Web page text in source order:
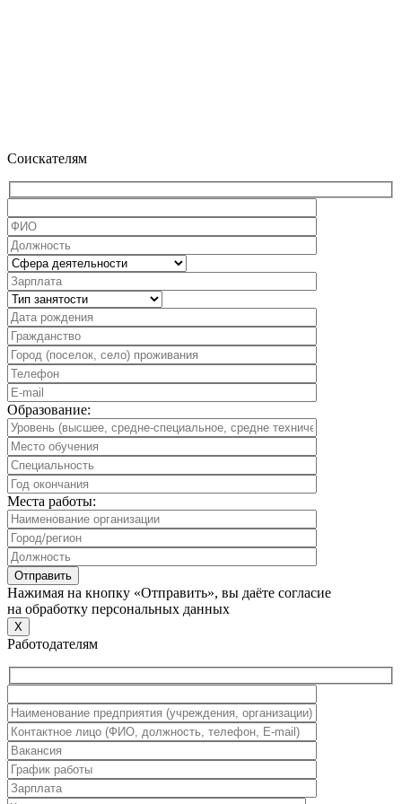
Соискателям
Образование:
Места работы:
Нажимая на кнопку «Отправить», вы даёте согласие
на обработку персональных данных
X
Работодателям